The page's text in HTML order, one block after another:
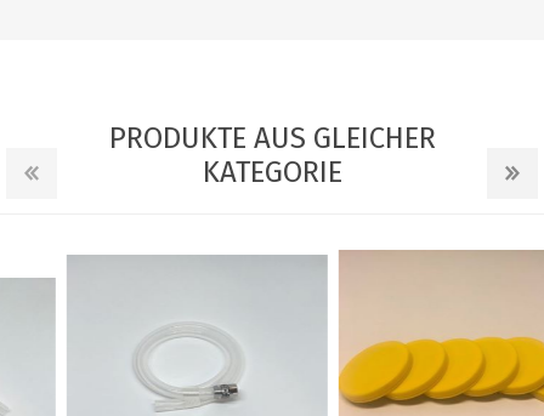
PRODUKTE AUS GLEICHER
KATEGORIE